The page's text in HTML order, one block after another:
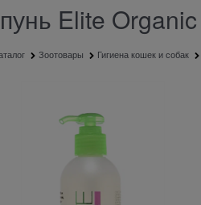
Elite
Зоотовары Гигиена кошек и собак